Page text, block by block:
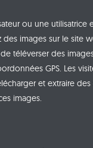
ou une utilisatrice
des images sur le site
téléverser des
GPS. Les
et extraire
images.